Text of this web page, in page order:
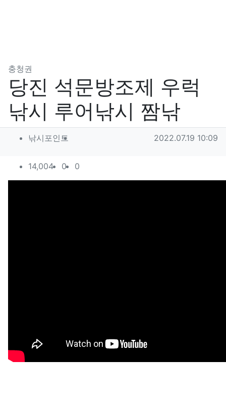
충청권
당진 석문방조제 우럭
낚시 루어낚시 짬낚
작성자 정보
낚시포인트 작성일
2022.07.19 10:09
컨텐츠 정보
14,004조회
0추천
0